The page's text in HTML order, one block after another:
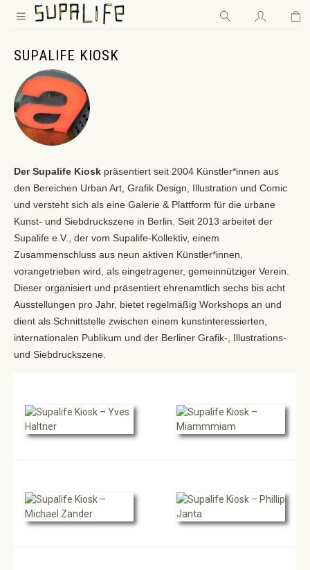
Zum Hauptinhalt springen
SUPALIFE KIOSK
Der Supalife Kiosk präsentiert seit 2004 Künstler*innen aus
den Bereichen Urban Art, Grafik Design, Illustration und Comic
und versteht sich als eine Galerie & Plattform für die urbane
Kunst- und Siebdruckszene in Berlin. Seit 2013 arbeitet der
Supalife e.V., der vom Supalife-Kollektiv, einem
Zusammenschluss aus neun aktiven Künstler*innen,
vorangetrieben wird, als eingetragener, gemeinnütziger Verein.
Dieser organisiert und präsentiert ehrenamtlich sechs bis acht
Ausstellungen pro Jahr, bietet regelmäßig Workshops an und
dient als Schnittstelle zwischen einem kunstinteressierten,
internationalen Publikum und der Berliner Grafik-, Illustrations-
und Siebdruckszene.